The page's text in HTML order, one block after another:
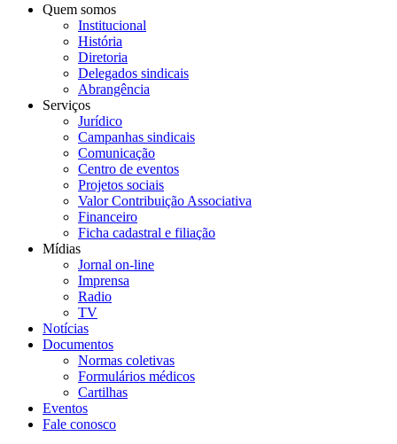
Quem somos
Institucional
História
Diretoria
Delegados sindicais
Abrangência
Serviços
Jurídico
Campanhas sindicais
Comunicação
Centro de eventos
Projetos sociais
Valor Contribuição Associativa
Financeiro
Ficha cadastral e filiação
Mídias
Jornal on-line
Imprensa
Radio
TV
Notícias
Documentos
Normas coletivas
Formulários médicos
Cartilhas
Eventos
Fale conosco